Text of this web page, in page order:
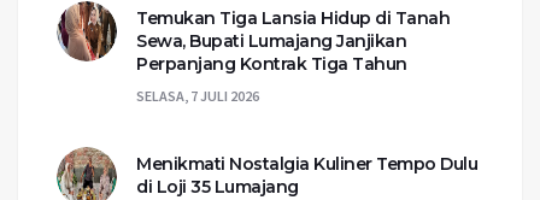
Temukan Tiga Lansia Hidup di Tanah
Sewa, Bupati Lumajang Janjikan
Perpanjang Kontrak Tiga Tahun
SELASA, 7 JULI 2026
Menikmati Nostalgia Kuliner Tempo Dulu
di Loji 35 Lumajang